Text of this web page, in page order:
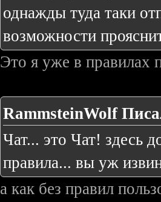
однажды туда таки
возможности
Это я уже в правилах
RammsteinWolf
Чат... это Чат! здесь
правила... вы уж
а как без правил